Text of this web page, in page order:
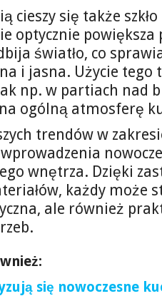
cieszy się także
optycznie
światło, co
i jasna. Użycie tego
np. w partiach nad
na ogólną atmosferę
trendów w
wnętrza. Dzięki
każdy może
ale również
się nowoczesne